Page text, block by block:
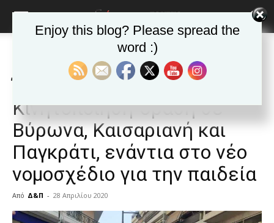
Ανακοινώσεις - Δελτία τύπου
Ανακοινώσεις - Δελτία τύπου
Ένωση Γονέων Βύρωνα:
Κινητοποίηση-δράση σε
Βύρωνα, Καισαριανή και
Παγκράτι, ενάντια στο νέο
νομοσχέδιο για την παιδεία
Από Δ&Π - 28 Απριλίου 2020
blonde
Enjoy this blog? Please spread the
word :)